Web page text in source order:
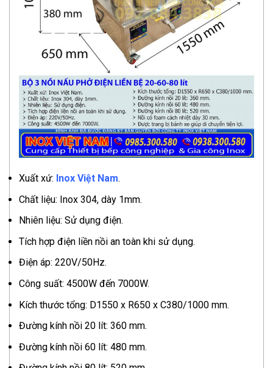
Xuất xứ: Inox Việt Nam.
Chất liệu: Inox 304, dày 1mm.
Nhiên liệu: Sử dụng điện.
Tích hợp điện liền nồi an toàn khi sử dụng.
Điện áp: 220V/50Hz.
Công suất: 4500W đến 7000W.
Kích thước tổng: D1550 x R650 x C380/1000 mm.
Đường kính nồi 20 lít: 360 mm.
Đường kính nồi 60 lít: 480 mm.